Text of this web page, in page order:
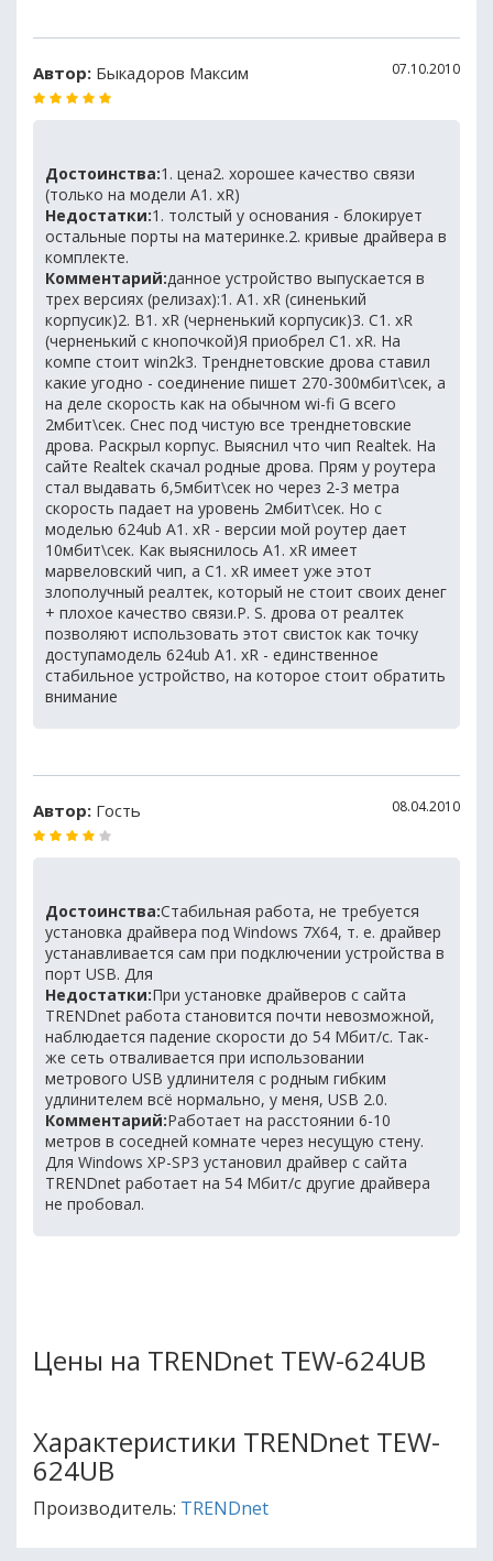
Автор: Быкадоров Максим 07.10.2010
Достоинства:1. цена2. хорошее качество связи
(только на модели А1. хR)
Недостатки:1. толстый у основания - блокирует
остальные порты на материнке.2. кривые драйвера в
комплекте.
Комментарий:данное устройство выпускается в
трех версиях (релизах):1. А1. xR (синенький
корпусик)2. B1. xR (черненький корпусик)3. C1. xR
(черненький с кнопочкой)Я приобрел C1. xR. На
компе стоит win2k3. Тренднетовские дрова ставил
какие угодно - соединение пишет 270-300мбит\сек, а
на деле скорость как на обычном wi-fi G всего
2мбит\сек. Снес под чистую все тренднетовские
дрова. Раскрыл корпус. Выяснил что чип Realtek. На
сайте Realtek скачал родные дрова. Прям у роутера
стал выдавать 6,5мбит\сек но через 2-3 метра
скорость падает на уровень 2мбит\сек. Но с
моделью 624ub А1. хR - версии мой роутер дает
10мбит\сек. Как выяснилось А1. хR имеет
марвеловский чип, а C1. xR имеет уже этот
злополучный реалтек, который не стоит своих денег
+ плохое качество связи.P. S. дрова от реалтек
позволяют использовать этот свисток как точку
доступамодель 624ub A1. xR - единственное
стабильное устройство, на которое стоит обратить
внимание
Автор: Гость 08.04.2010
Достоинства:Стабильная работа, не требуется
установка драйвера под Windows 7X64, т. е. драйвер
устанавливается сам при подключении устройства в
порт USB. Для
Недостатки:При установке драйверов с сайта
TRENDnet работа становится почти невозможной,
наблюдается падение скорости до 54 Мбит/с. Так-
же сеть отваливается при использовании
метрового USB удлинителя с родным гибким
удлинителем всё нормально, у меня, USB 2.0.
Комментарий:Работает на расстоянии 6-10
метров в соседней комнате через несущую стену.
Для Windows XP-SP3 установил драйвер с сайта
TRENDnet работает на 54 Мбит/с другие драйвера
не пробовал.
Цены на TRENDnet TEW-624UB
Характеристики TRENDnet TEW-
624UB
Производитель: TRENDnet